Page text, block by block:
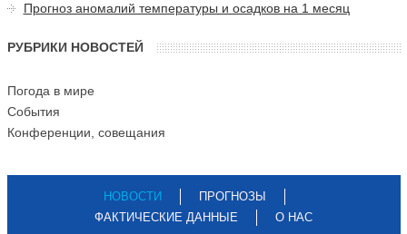
Прогноз аномалий температуры и осадков на 1 месяц
РУБРИКИ НОВОСТЕЙ
Погода в мире
События
Конференции, совещания
НОВОСТИ
ПРОГНОЗЫ
ФАКТИЧЕСКИЕ ДАННЫЕ
О НАС